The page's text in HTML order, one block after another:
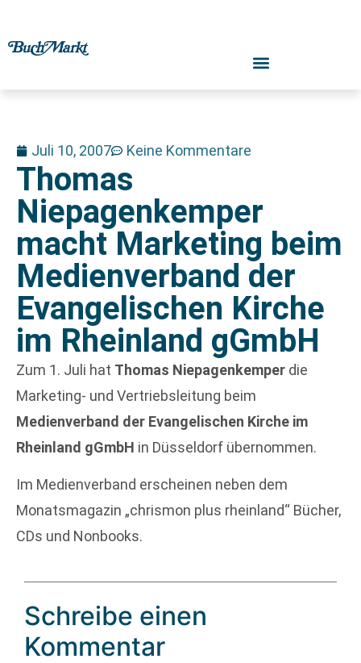
Juli 10, 2007 Keine Kommentare
Thomas
Niepagenkemper
macht Marketing beim
Medienverband der
Evangelischen Kirche
im Rheinland gGmbH
Zum 1. Juli hat Thomas Niepagenkemper die
Marketing- und Vertriebsleitung beim
Medienverband der Evangelischen Kirche im
Rheinland gGmbH in Düsseldorf übernommen.
Im Medienverband erscheinen neben dem
Monatsmagazin „chrismon plus rheinland“ Bücher,
CDs und Nonbooks.
Schreibe einen
Kommentar